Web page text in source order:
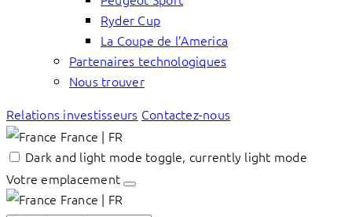
Ryder Cup
La Coupe de l’America
Partenaires technologiques
Nous trouver
Relations investisseurs Contactez-nous
France | FR
Dark and light mode toggle, currently light mode
Votre emplacement
France | FR